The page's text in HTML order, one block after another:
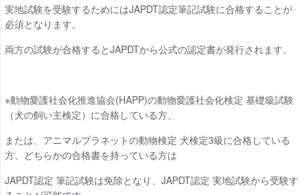
実地試験を受験するためにはJAPDT認定筆記試験に合格することが
必須となります。
両方の試験が合格するとJAPDTから公式の認定書が発行されます。
※動物愛護社会化推進協会(HAPP)の動物愛護社会化検定 基礎級試験
（犬の飼い主検定）に合格している方、
または、アニマルプラネットの動物検定 犬検定3級に合格している
方、どちらかの合格書を持っている方は
JAPDT認定 筆記試験は免除となり、JAPDT認定 実地試験から受験す